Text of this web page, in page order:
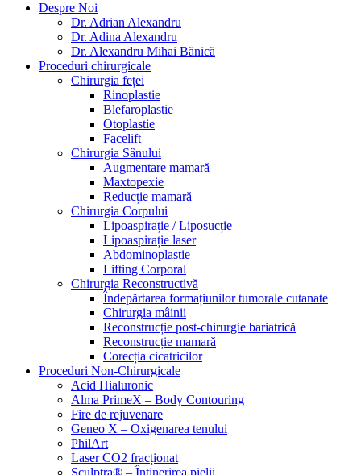
Despre Noi
Dr. Adrian Alexandru
Dr. Adina Alexandru
Dr. Alexandru Mihai Bănică
Proceduri chirurgicale
Chirurgia feței
Rinoplastie
Blefaroplastie
Otoplastie
Facelift
Chirurgia Sânului
Augmentare mamară
Maxtopexie
Reducție mamară
Chirurgia Corpului
Lipoaspirație / Liposucție
Lipoaspirație laser
Abdominoplastie
Lifting Corporal
Chirurgia Reconstructivă
Îndepărtarea formațiunilor tumorale cutanate
Chirurgia mâinii
Reconstrucție post-chirurgie bariatrică
Reconstrucție mamară
Corecția cicatricilor
Proceduri Non-Chirurgicale
Acid Hialuronic
Alma PrimeX – Body Contouring
Fire de rejuvenare
Geneo X – Oxigenarea tenului
PhilArt
Laser CO2 fracționat